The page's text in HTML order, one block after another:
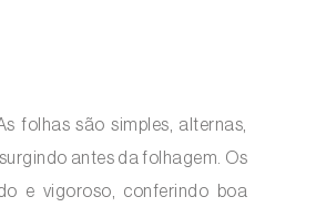
folhas são simples, alternas,
antes da folhagem. Os
e vigoroso, conferindo boa